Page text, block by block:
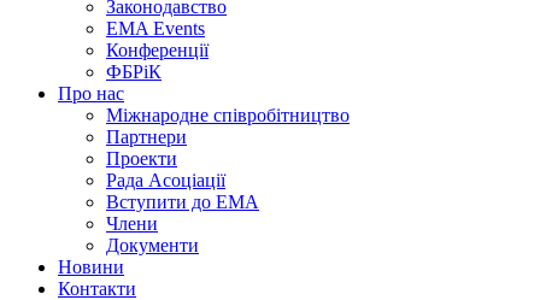
Законодавство
EMA Events
Конференції
ФБРіК
Про нас
Міжнародне співробітництво
Партнери
Проекти
Рада Асоціації
Вступити до ЕМА
Члени
Документи
Новини
Контакти